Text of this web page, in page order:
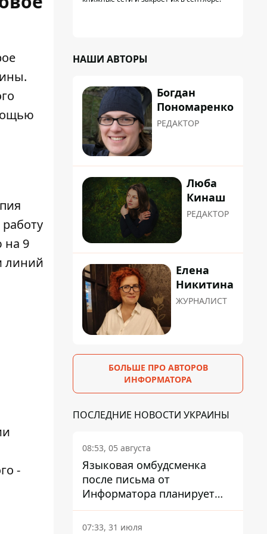
на 9
линий
-
НАШИ АВТОРЫ
Богдан
Пономаренко
РЕДАКТОР
Люба
Кинаш
РЕДАКТОР
Елена
Никитина
ЖУРНАЛИСТ
БОЛЬШЕ ПРО АВТОРОВ
ИНФОРМАТОРА
ПОСЛЕДНИЕ НОВОСТИ УКРАИНЫ
08:53, 05 августа
Языковая омбудсменка
после письма от
Информатора планирует
наказать компанию-
подрядчика ПриватБанка
07:33, 31 июля